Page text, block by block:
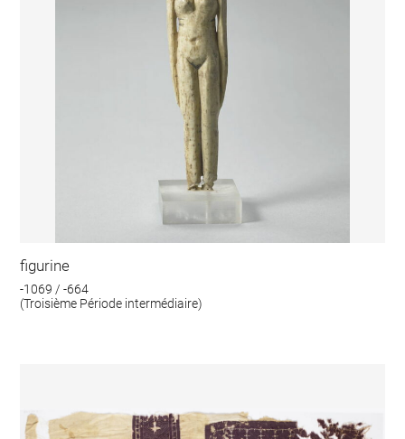
figurine
-1069 / -664
(Troisième Période intermédiaire)